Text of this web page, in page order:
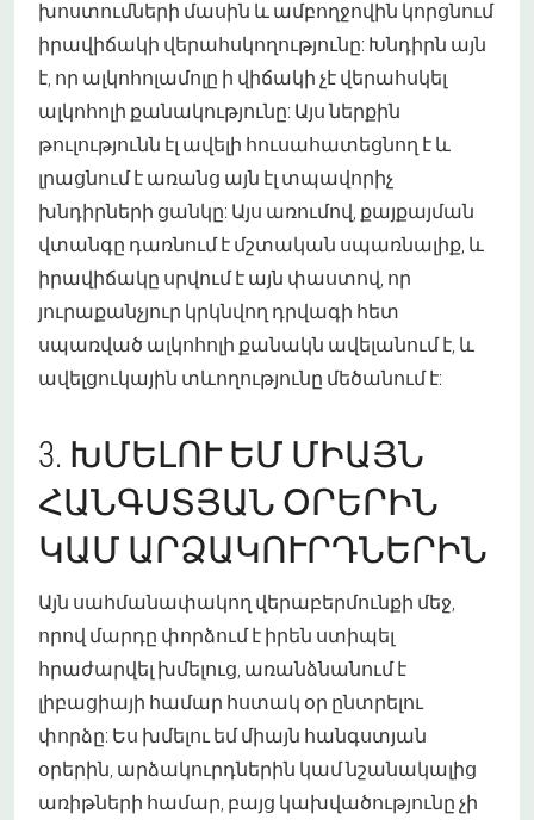
խոստումների մասին և ամբողջովին կորցնում
իրավիճակի վերահսկողությունը: Խնդիրն այն
է, որ ալկոհոլամոլը ի վիճակի չէ վերահսկել
ալկոհոլի քանակությունը: Այս ներքին
թուլությունն էլ ավելի հուսահատեցնող է և
լրացնում է առանց այն էլ տպավորիչ
խնդիրների ցանկը: Այս առումով, քայքայման
վտանգը դառնում է մշտական սպառնալիք, և
իրավիճակը սրվում է այն փաստով, որ
յուրաքանչյուր կրկնվող դրվագի հետ
սպառված ալկոհոլի քանակն ավելանում է, և
ավելցուկային տևողությունը մեծանում է:
3. ԽՄԵԼՈՒ ԵՄ ՄԻԱՅՆ
ՀԱՆԳՍՏՅԱՆ ՕՐԵՐԻՆ
ԿԱՄ ԱՐՁԱԿՈՒՐԴՆԵՐԻՆ
Այն սահմանափակող վերաբերմունքի մեջ,
որով մարդը փորձում է իրեն ստիպել
հրաժարվել խմելուց, առանձնանում է
լիբացիայի համար հստակ օր ընտրելու
փորձը: Ես խմելու եմ միայն հանգստյան
օրերին, արձակուրդներին կամ նշանակալից
առիթների համար, բայց կախվածությունը չի